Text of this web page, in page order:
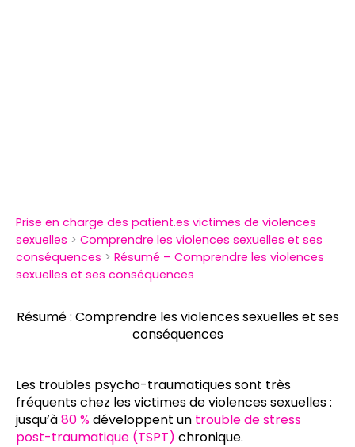
Prise en charge des patient.es victimes de violences
sexuelles
Comprendre les violences sexuelles et ses
conséquences
Résumé – Comprendre les violences
sexuelles et ses conséquences
Résumé : Comprendre les violences sexuelles et ses
conséquences
Les troubles psycho-traumatiques sont très
fréquents chez les victimes de violences sexuelles :
jusqu’à80 %développent un trouble de stress
post-traumatique (TSPT) chronique.